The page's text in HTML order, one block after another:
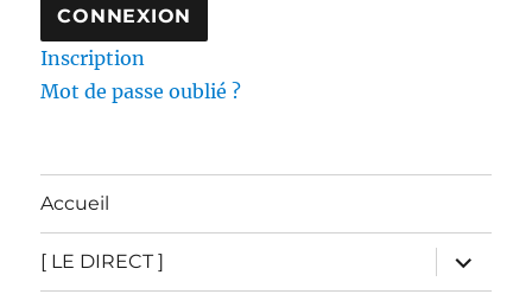
Inscription
Mot de passe oublié ?
Accueil
[ LE DIRECT ]
ouvrir
le
sous-